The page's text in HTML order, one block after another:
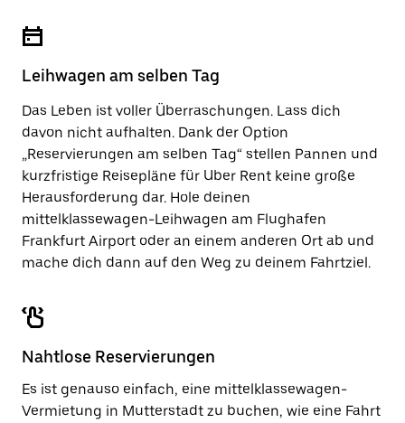
Kalender
zu
schließen.
Leihwagen am selben Tag
Das Leben ist voller Überraschungen. Lass dich
davon nicht aufhalten. Dank der Option
„Reservierungen am selben Tag“ stellen Pannen und
kurzfristige Reisepläne für Uber Rent keine große
Herausforderung dar. Hole deinen
mittelklassewagen-Leihwagen am Flughafen
Frankfurt Airport oder an einem anderen Ort ab und
mache dich dann auf den Weg zu deinem Fahrtziel.
Nahtlose Reservierungen
Es ist genauso einfach, eine mittelklassewagen-
Vermietung in Mutterstadt zu buchen, wie eine Fahrt